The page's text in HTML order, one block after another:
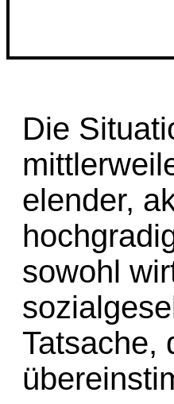
Die
elender,
sowohl
Tatsache,